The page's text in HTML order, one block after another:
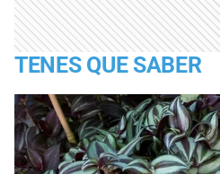
TENES QUE SABER